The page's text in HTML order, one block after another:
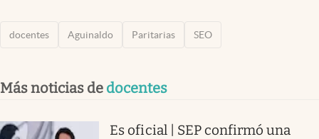
docentes Aguinaldo Paritarias SEO
Más noticias de docentes
Es oficial | SEP confirmó una